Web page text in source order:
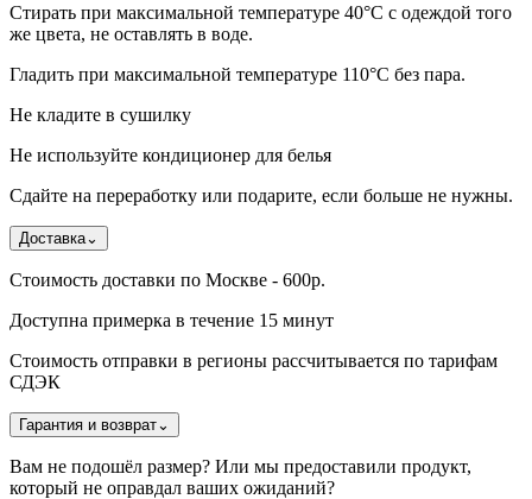
Стирать при максимальной температуре 40°C с одеждой того
же цвета, не оставлять в воде.
Гладить при максимальной температуре 110°С без пара.
Не кладите в сушилку
Не используйте кондиционер для белья
Сдайте на переработку или подарите, если больше не нужны.
Доставка⌄
Стоимость доставки по Москве - 600р.
Доступна примерка в течение 15 минут
Стоимость отправки в регионы рассчитывается по тарифам
СДЭК
Гарантия и возврат⌄
Вам не подошёл размер? Или мы предоставили продукт,
который не оправдал ваших ожиданий?